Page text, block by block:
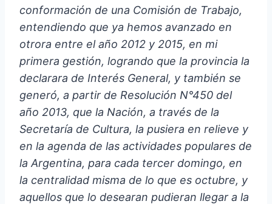
conformación de una Comisión de Trabajo,
entendiendo que ya hemos avanzado en
otrora entre el año 2012 y 2015, en mi
primera gestión, logrando que la provincia la
declarara de Interés General, y también se
generó, a partir de Resolución N°450 del
año 2013, que la Nación, a través de la
Secretaría de Cultura, la pusiera en relieve y
en la agenda de las actividades populares de
la Argentina, para cada tercer domingo, en
la centralidad misma de lo que es octubre, y
aquellos que lo desearan pudieran llegar a la